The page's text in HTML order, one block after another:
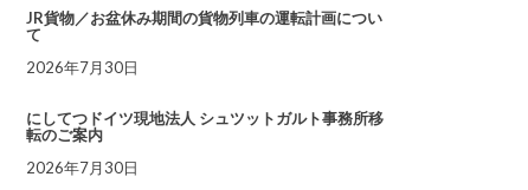
JR貨物／お盆休み期間の貨物列車の運転計画につい
て
2026年7月30日
にしてつドイツ現地法人 シュツットガルト事務所移
転のご案内
2026年7月30日